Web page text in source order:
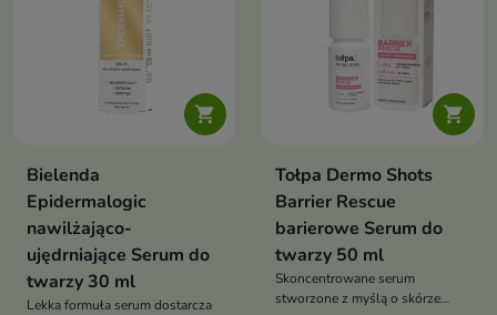

Bielenda
Epidermalogic
nawilżająco-
ujędrniające Serum do
twarzy 30 ml
Lekka formuła serum dostarcza

Tołpa Dermo Shots
Barrier Rescue
barierowe Serum do
twarzy 50 ml
Skoncentrowane serum
stworzone z myślą o skórze